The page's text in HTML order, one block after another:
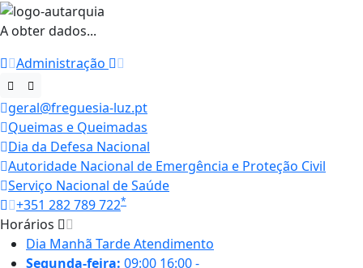
A obter dados...
Administração
geral@freguesia-luz.pt
Queimas e Queimadas
Dia da Defesa Nacional
Autoridade Nacional de Emergência e Proteção Civil
Serviço Nacional de Saúde
+351 282 789 722*
Horários
Dia Manhã TardeAtendimento
Segunda-feira: 09:00 16:00-